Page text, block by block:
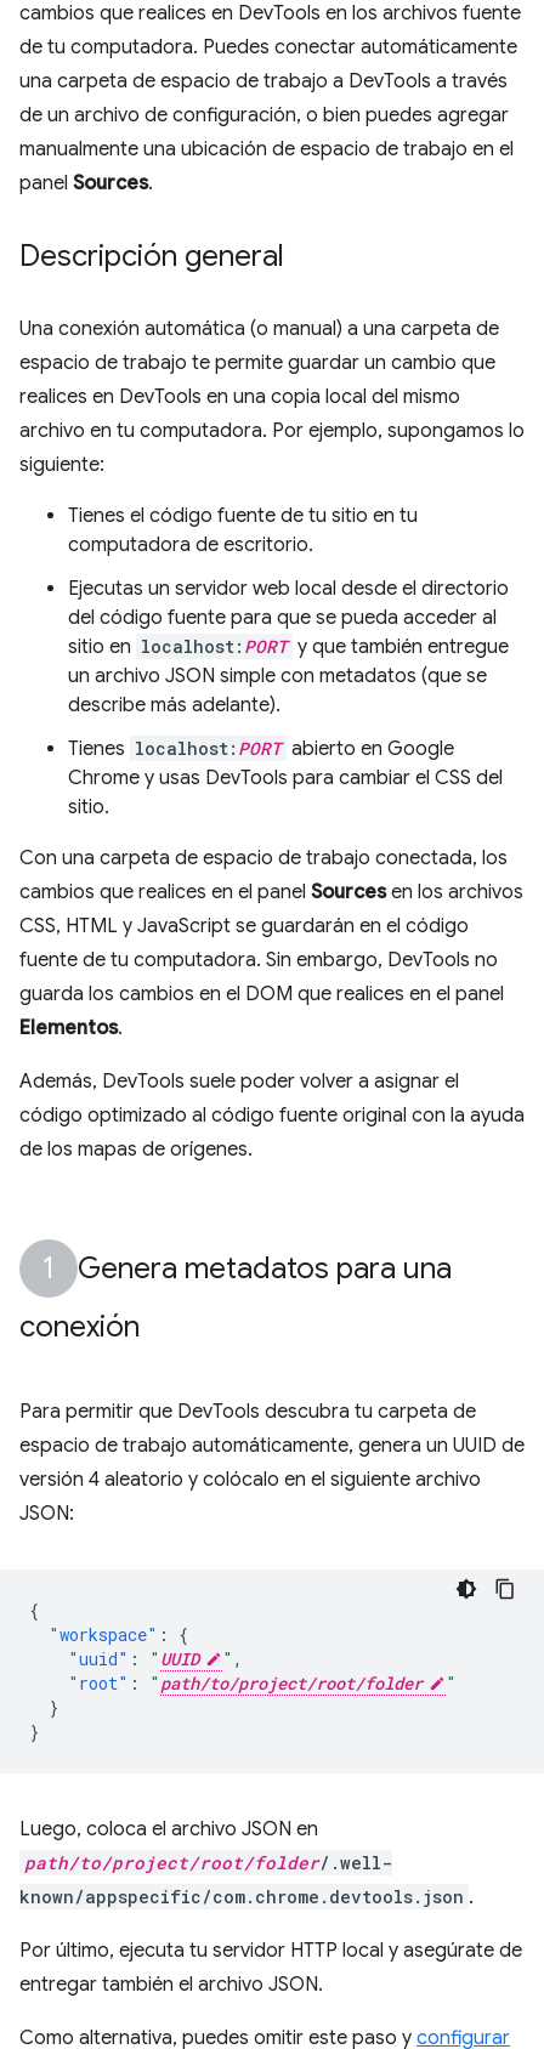
cambios que realices en DevTools en los archivos fuente
de tu computadora. Puedes conectar automáticamente
una carpeta de espacio de trabajo a DevTools a través
de un archivo de configuración, o bien puedes agregar
manualmente una ubicación de espacio de trabajo en el
panel Sources.
Descripción general
Una conexión automática (o manual) a una carpeta de
espacio de trabajo te permite guardar un cambio que
realices en DevTools en una copia local del mismo
archivo en tu computadora. Por ejemplo, supongamos lo
siguiente:
Tienes el código fuente de tu sitio en tu
computadora de escritorio.
Ejecutas un servidor web local desde el directorio
del código fuente para que se pueda acceder al
sitio en localhost: PORT y que también entregue
un archivo JSON simple con metadatos (que se
describe más adelante).
Tienes localhost: PORT abierto en Google
Chrome y usas DevTools para cambiar el CSS del
sitio.
Con una carpeta de espacio de trabajo conectada, los
cambios que realices en el panel Sourcesen los archivos
CSS, HTML y JavaScript se guardarán en el código
fuente de tu computadora. Sin embargo, DevTools no
guarda los cambios en el DOM que realices en el panel
Elementos.
Además, DevTools suele poder volver a asignar el
código optimizado al código fuente original con la ayuda
de los mapas de orígenes.
Genera metadatos para una
conexión
Para permitir que DevTools descubra tu carpeta de
espacio de trabajo automáticamente, genera un UUID de
versión 4 aleatorio y colócalo en el siguiente archivo
JSON:
{
"workspace" :
{
"uuid" : " UUID " ,
"root" : " path/to/project/root/folder
"
}
}
Luego, coloca el archivo JSON en
path/to/project/root/folder/.well-
known/appspecific/com.chrome.devtools.json .
Por último, ejecuta tu servidor HTTP local y asegúrate de
entregar también el archivo JSON.
Como alternativa, puedes omitir este paso y configurar